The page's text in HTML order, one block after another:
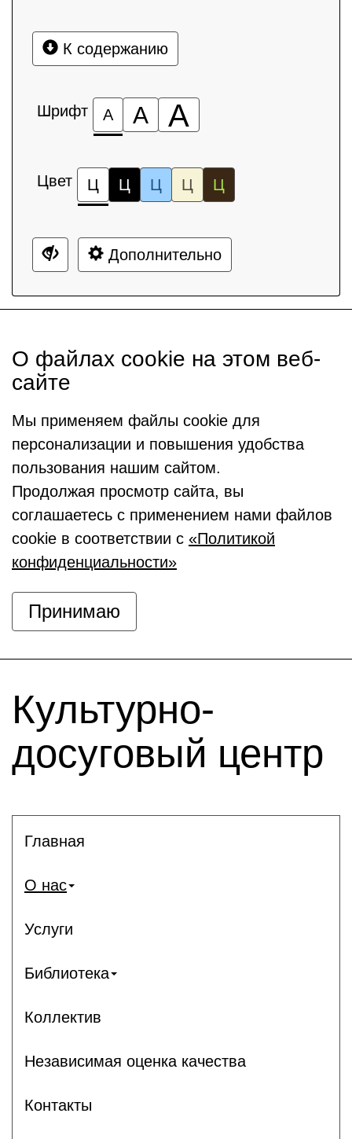
К содержанию
Шрифт А А А
Цвет Ц Ц Ц Ц Ц
Дополнительно
О файлах cookie на этом веб-
сайте
Мы применяем файлы cookie для
персонализации и повышения удобства
пользования нашим сайтом.
Продолжая просмотр сайта, вы
соглашаетесь с применением нами файлов
cookie в соответствии с «Политикой
конфиденциальности»
Принимаю
Культурно-
досуговый центр
Главная
О нас
Услуги
Библиотека
Коллектив
Независимая оценка качества
Контакты